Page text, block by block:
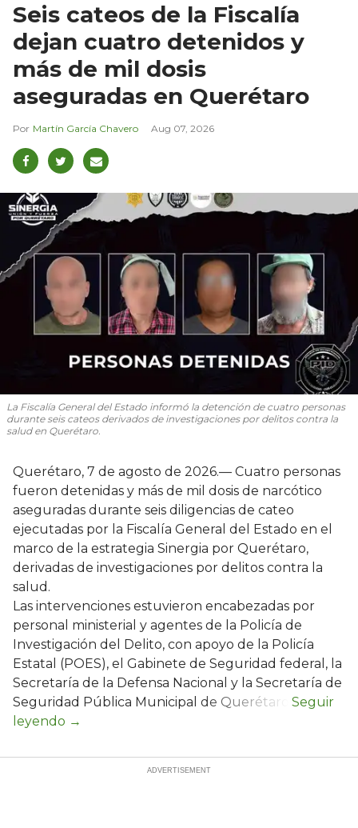
Seis cateos de la Fiscalía
dejan cuatro detenidos y
más de mil dosis
aseguradas en Querétaro
Martín García Chavero Aug 07, 2026
La Fiscalía General del Estado informó la detención de cuatro personas
durante seis cateos derivados de investigaciones por delitos contra la
salud en Querétaro.
Querétaro, 7 de agosto de 2026.— Cuatro personas
fueron detenidas y más de mil dosis de narcótico
aseguradas durante seis diligencias de cateo
ejecutadas por la Fiscalía General del Estado en el
marco de la estrategia Sinergia por Querétaro,
derivadas de investigaciones por delitos contra la
salud.
Las intervenciones estuvieron encabezadas por
personal ministerial y agentes de la Policía de
Investigación del Delito, con apoyo de la Policía
Estatal (POES), el Gabinete de Seguridad federal, la
Secretaría de la Defensa Nacional y la Secretaría de
Seguridad Pública Municipal de Querétaro.